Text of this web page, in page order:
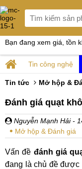
Bạn đang xem giá, tồn
Tin công nghệ
Tin tức Mở hộp &
Đánh giá quạt
Nguyễn Mạnh Hải -
Mở hộp & Đánh giá
Vấn đề đánh giá
đang là chủ đề được